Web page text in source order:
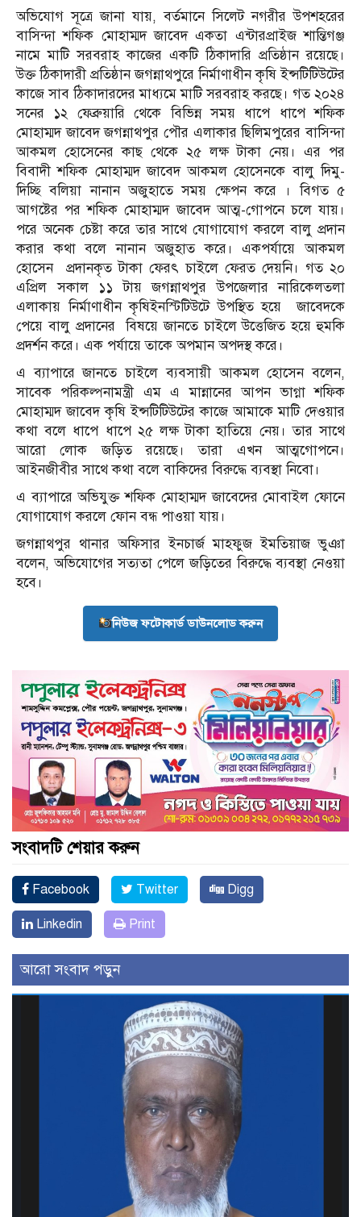
অভিযোগ সূত্রে জানা যায়, বর্তমানে সিলেট নগরীর উপশহরের
বাসিন্দা শফিক মোহাম্মদ জাবেদ একতা এন্টারপ্রাইজ শান্তিগঞ্জ
নামে মাটি সরবরাহ কাজের একটি ঠিকাদারি প্রতিষ্ঠান রয়েছে।
উক্ত ঠিকাদারী প্রতিষ্ঠান জগন্নাথপুরে নির্মাণাধীন কৃষি ইন্সটিটিউটের
কাজে সাব ঠিকাদারদের মাধ্যমে মাটি সরবরাহ করছে। গত ২০২৪
সনের ১২ ফেব্রুয়ারি থেকে বিভিন্ন সময় ধাপে ধাপে শফিক
মোহাম্মদ জাবেদ জগন্নাথপুর পৌর এলাকার ছিলিমপুরের বাসিন্দা
আকমল হোসেনের কাছ থেকে ২৫ লক্ষ টাকা নেয়। এর পর
বিবাদী শফিক মোহাম্মদ জাবেদ আকমল হোসেনকে বালু দিমু-
দিচ্ছি বলিয়া নানান অজুহাতে সময় ক্ষেপন করে । বিগত ৫
আগষ্টের পর শফিক মোহাম্মদ জাবেদ আত্ম-গোপনে চলে যায়।
পরে অনেক চেষ্টা করে তার সাথে যোগাযোগ করলে বালু প্রদান
করার কথা বলে নানান অজুহাত করে। একপর্যায়ে আকমল
হোসেন
প্রদানকৃত টাকা ফেরৎ চাইলে ফেরত দেয়নি। গত ২০
এপ্রিল সকাল ১১ টায় জগন্নাথপুর উপজেলার নারিকেলতলা
এলাকায় নির্মাণাধীন কৃষিইনস্টিটিউটে উপস্থিত হয়ে
জাবেদকে
পেয়ে বালু প্রদানের
বিষয়ে জানতে চাইলে উত্তেজিত হয়ে হুমকি
প্রদর্শন করে। এক পর্যায়ে তাকে অপমান অপদস্থ করে।
এ ব্যাপারে জানতে চাইলে ব্যবসায়ী আকমল হোসেন বলেন,
সাবেক পরিকল্পনামন্ত্রী এম এ মান্নানের আপন ভাগ্না শফিক
মোহাম্মদ জাবেদ কৃষি ইন্সটিটিউটের কাজে আমাকে মাটি দেওয়ার
কথা বলে ধাপে ধাপে ২৫ লক্ষ টাকা হাতিয়ে নেয়। তার সাথে
আরো লোক জড়িত রয়েছে। তারা এখন আত্মগোপনে।
আইনজীবীর সাথে কথা বলে বাকিদের বিরুদ্ধে ব্যবস্থা নিবো।
এ ব্যাপারে অভিযুক্ত শফিক মোহাম্মদ জাবেদের মোবাইল ফোনে
যোগাযোগ করলে ফোন বন্ধ পাওয়া যায়।
জগন্নাথপুর থানার অফিসার ইনচার্জ মাহফুজ ইমতিয়াজ ভুঞা
বলেন, অভিযোগের সত্যতা পেলে জড়িতের বিরুদ্ধে ব্যবস্থা নেওয়া
হবে।
নিউজ ফটোকার্ড ডাউনলোড করুন
সংবাদটি শেয়ার করুন
Facebook Twitter Digg
Linkedin Print
আরো সংবাদ পড়ুন